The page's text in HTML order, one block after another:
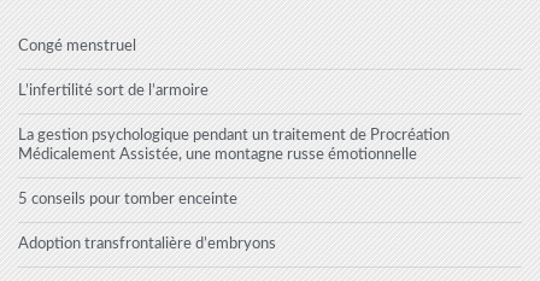
Congé menstruel
L’infertilité sort de l’armoire
La gestion psychologique pendant un traitement de Procréation
Médicalement Assistée, une montagne russe émotionnelle
5 conseils pour tomber enceinte
Adoption transfrontalière d’embryons